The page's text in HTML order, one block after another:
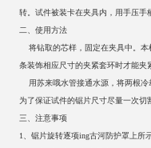
转。试件被装卡在夹具内，用手压
二、使用方法
将钻取的芯样，固定在夹具中。本
条装饰相应尺寸的夹紧套环时才能夹
用苏来哦水管接通水源，将两根冷
为了保证试件的锯片尺寸尽量一次切
三、注意事项
1、锯片旋转逐项ing古河防护罩上所